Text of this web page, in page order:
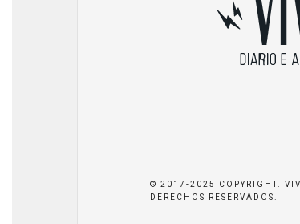
© 2017-2025 COPYRIGHT.
DERECHOS RESERVADOS.